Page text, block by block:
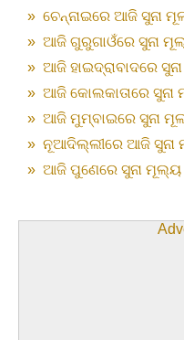
» ଚେନ୍ନାଇରେ ଆଜି ସୁନା
» ଆଜି ଗୁରୁଗାଓଁରେ ସୁନା
» ଆଜି ହାଇଦ୍ରାବାଦରେ
» ଆଜି କୋଲକାତାରେ ସୁନା
» ଆଜି ମୁମ୍ବାଇରେ ସୁନା
» ନୂଆଦିଲ୍ଲୀରେ ଆଜି ସୁନା
» ଆଜି ପୁଣେରେ ସୁନା ମୂଲ୍ୟ |